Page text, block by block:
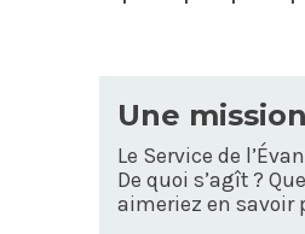
Une
Le Service de
De quoi s’agît ?
aimeriez en savoir